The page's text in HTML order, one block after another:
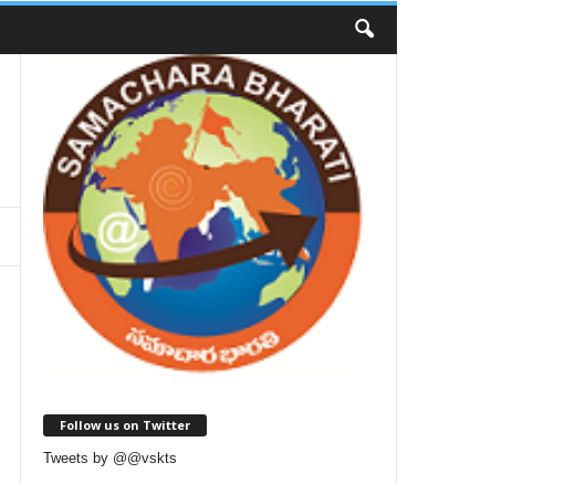
Follow us on Twitter
Tweets by @@vskts